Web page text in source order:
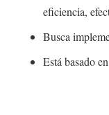
eficiencia,
Busca
Está basado